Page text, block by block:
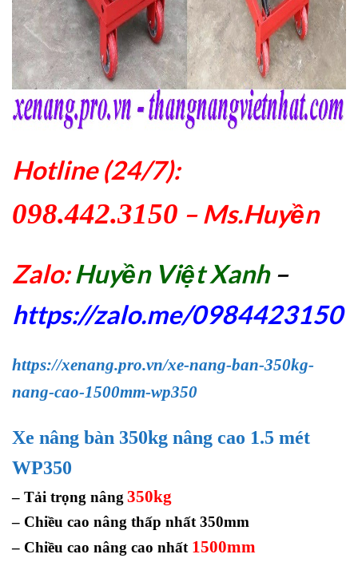
Hotline (24/7):
098.442.3150 – Ms.Huyền
Zalo:Huyền Việt Xanh –
https://zalo.me/0984423150
https://xenang.pro.vn/xe-nang-ban-350kg-
nang-cao-1500mm-wp350
Xe nâng bàn 350kg nâng cao 1.5 mét
WP350
– Tải trọng nâng 350kg
– Chiều cao nâng thấp nhất 350mm
– Chiều cao nâng cao nhất 1500mm